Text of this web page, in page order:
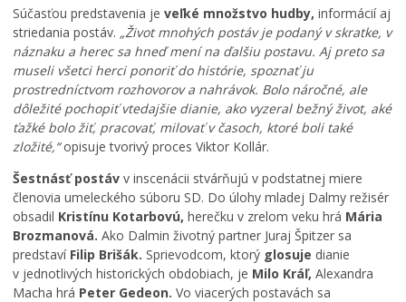
Súčasťou predstavenia je veľké množstvo hudby, informácií aj
striedania postáv. „Život mnohých postáv je podaný v skratke, v
náznaku a herec sa hneď mení na ďalšiu postavu. Aj preto sa
museli všetci herci ponoriť do histórie, spoznať ju
prostredníctvom rozhovorov a nahrávok. Bolo náročné, ale
dôležité pochopiť vtedajšie dianie, ako vyzeral bežný život, aké
ťažké bolo žiť, pracovať, milovať v časoch, ktoré boli také
zložité,“opisuje tvorivý proces Viktor Kollár.
Šestnásť postáv v inscenácii stvárňujú v podstatnej miere
členovia umeleckého súboru SD. Do úlohy mladej Dalmy režisér
obsadil Kristínu Kotarbovú, herečku v zrelom veku hrá Mária
Brozmanová. Ako Dalmin životný partner Juraj Špitzer sa
predstaví Filip Brišák. Sprievodcom, ktorý glosuje dianie
v jednotlivých historických obdobiach, je Milo Kráľ, Alexandra
Macha hrá Peter Gedeon. Vo viacerých postavách sa